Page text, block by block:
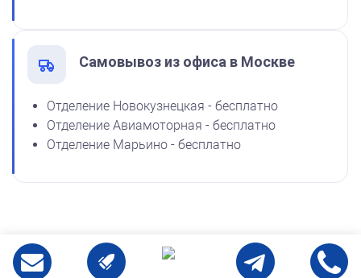
Печать Для массажиста
Самовывоз из офиса в Москве
Отделение Новокузнецкая - бесплатно
Отделение Авиамоторная - бесплатно
Отделение Марьино - бесплатно